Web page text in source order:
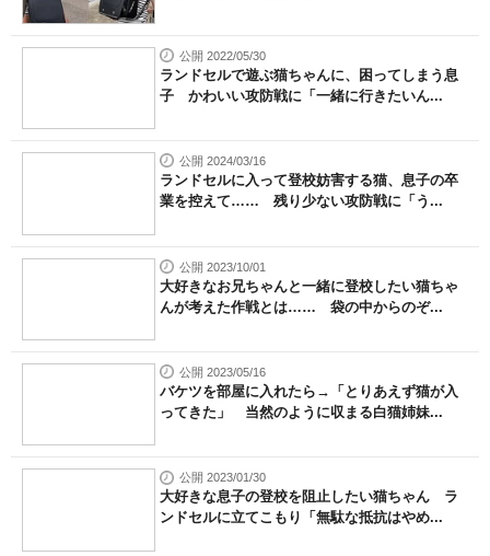
公開 2022/05/30
ランドセルで遊ぶ猫ちゃんに、困ってしまう息
子 かわいい攻防戦に「一緒に行きたいん...
公開 2024/03/16
ランドセルに入って登校妨害する猫、息子の卒
業を控えて…… 残り少ない攻防戦に「う...
公開 2023/10/01
大好きなお兄ちゃんと一緒に登校したい猫ちゃ
んが考えた作戦とは…… 袋の中からのぞ...
公開 2023/05/16
バケツを部屋に入れたら→「とりあえず猫が入
ってきた」 当然のように収まる白猫姉妹...
公開 2023/01/30
大好きな息子の登校を阻止したい猫ちゃん ラ
ンドセルに立てこもり「無駄な抵抗はやめ...